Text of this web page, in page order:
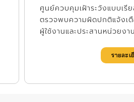
ศูนย์ควบคุมเฝ้าระวังแบบเรี
ตรวจพบความผิดปกติแจ้งเ
ผู้ใช้งานและประสานหน่วยง
รายละ